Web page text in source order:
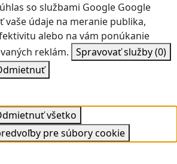
so službami Google Google
vaše údaje na meranie publika,
alebo na vám ponúkanie
reklám. Spravovať služby(0)
všetko
pre súbory cookie